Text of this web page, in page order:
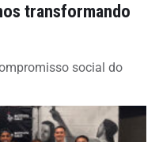
transformando
social do